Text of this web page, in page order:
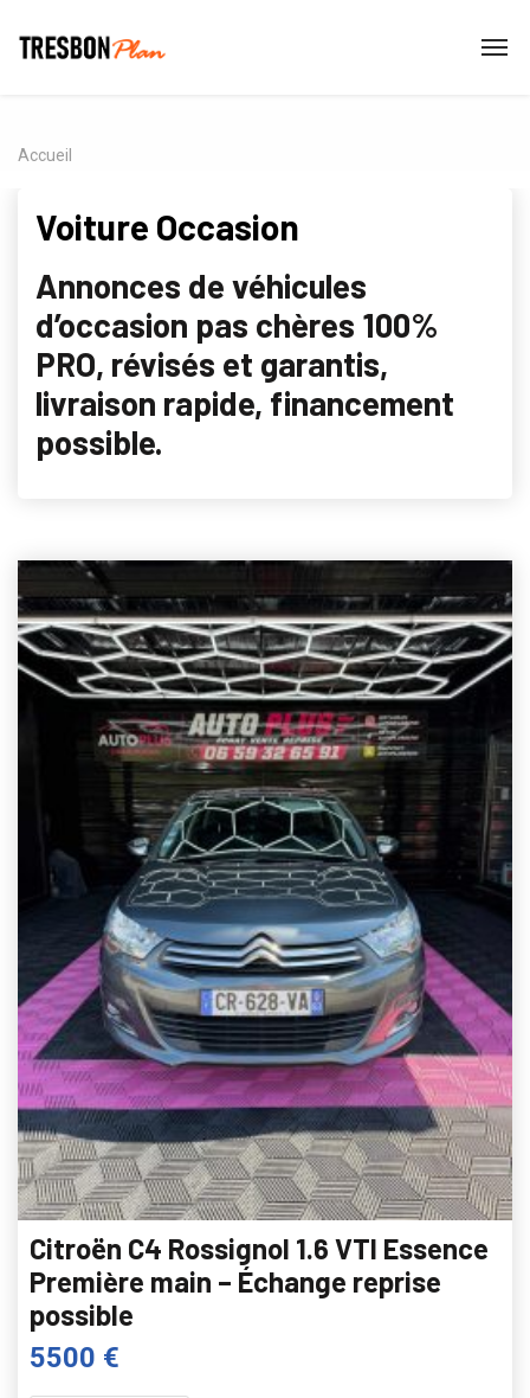
Accueil
Voiture Occasion
Annonces de véhicules
d’occasion pas chères 100%
PRO, révisés et garantis,
livraison rapide, financement
possible.
Citroën C4 Rossignol 1.6 VTI Essence
Première main – Échange reprise
possible
5500 €